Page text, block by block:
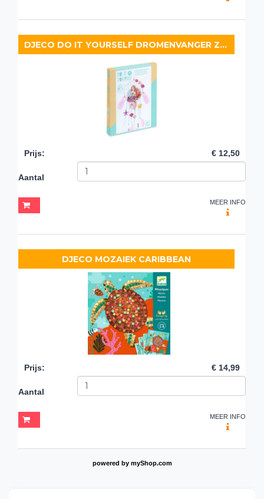
DJECO DO IT YOURSELF DROMENVANGER ZEEMEERMIN
Prijs: € 12,50
Aantal
MEER INFO
DJECO MOZAIEK CARIBBEAN
Prijs: € 14,99
Aantal
MEER INFO
powered by myShop.com